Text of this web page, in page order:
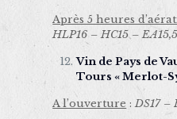
Après 5 heures
HLP16 – HC15 – EA15,5
Vin de Pays de
Tours « Merlot-
A l’ouverture :DS17 –